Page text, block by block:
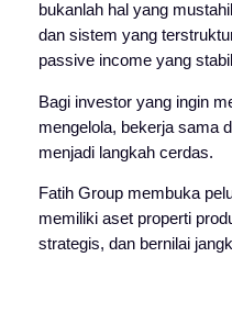
bukanlah hal yang
dan sistem yang
passive income yang
Bagi investor yang ingin
mengelola, bekerja sama
menjadi langkah cerdas.
Fatih Group membuka
memiliki aset properti
strategis, dan bernilai